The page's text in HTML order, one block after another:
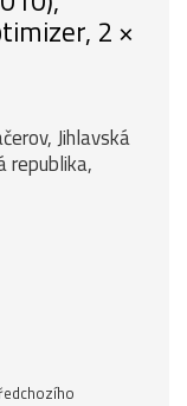
2 ×
Jihlavská
republika,